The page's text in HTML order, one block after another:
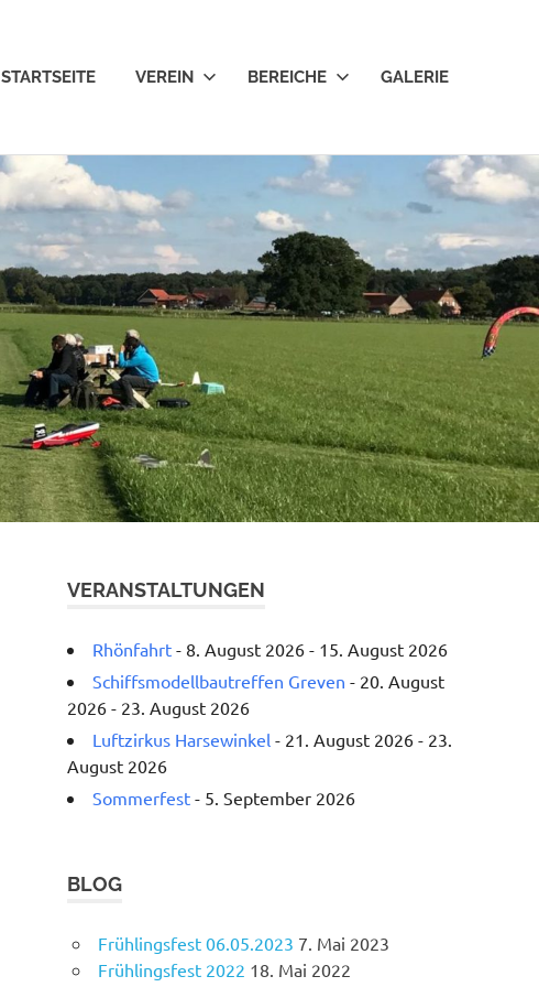
STARTSEITE VEREIN BEREICHE GALERIE
VERANSTALTUNGEN
Rhönfahrt - 8. August 2026 - 15. August 2026
Schiffsmodellbautreffen Greven - 20. August
2026 - 23. August 2026
Luftzirkus Harsewinkel - 21. August 2026 - 23.
August 2026
Sommerfest - 5. September 2026
BLOG
Frühlingsfest 06.05.2023 7. Mai 2023
Frühlingsfest 2022 18. Mai 2022